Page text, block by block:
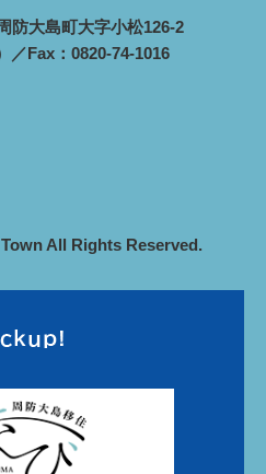
防大島町大字小松126-2
／Fax：0820-74-1016
All Rights Reserved.